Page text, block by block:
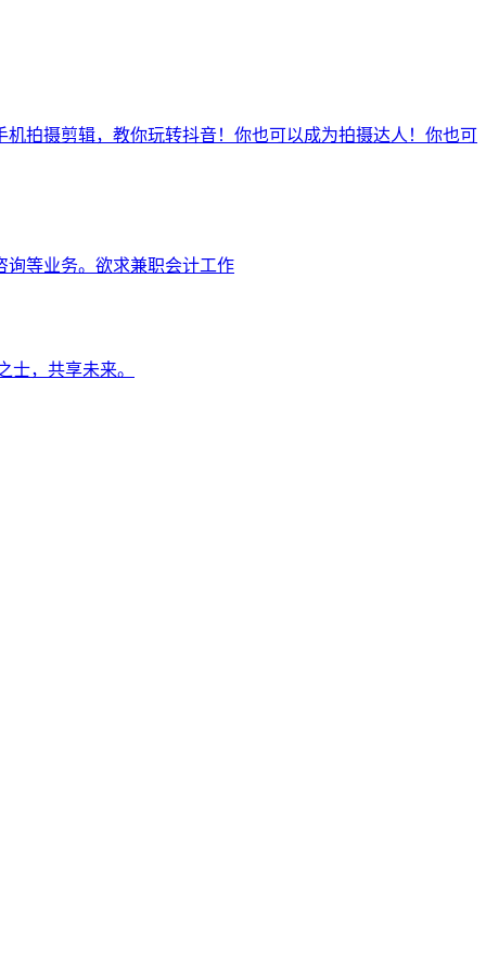
拍摄剪辑，教你玩转抖音！你也可以成为拍摄达人！你也可
询等业务。欲求兼职会计工作
，共享未来。